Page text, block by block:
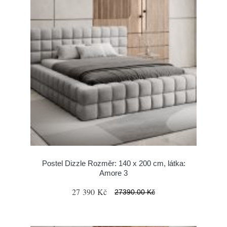
Postel Dizzle Rozměr: 140 x 200 cm, látka:
Amore 3
27 390 Kč 27390.00 Kč